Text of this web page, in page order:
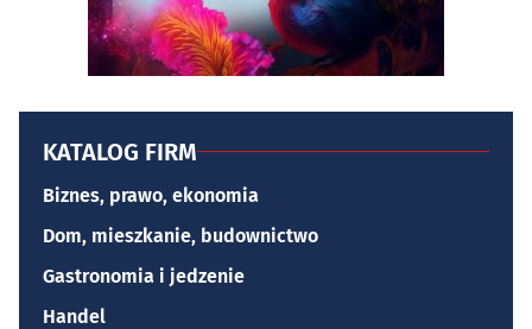
KATALOG FIRM
Biznes, prawo, ekonomia
Dom, mieszkanie, budownictwo
Gastronomia i jedzenie
Handel